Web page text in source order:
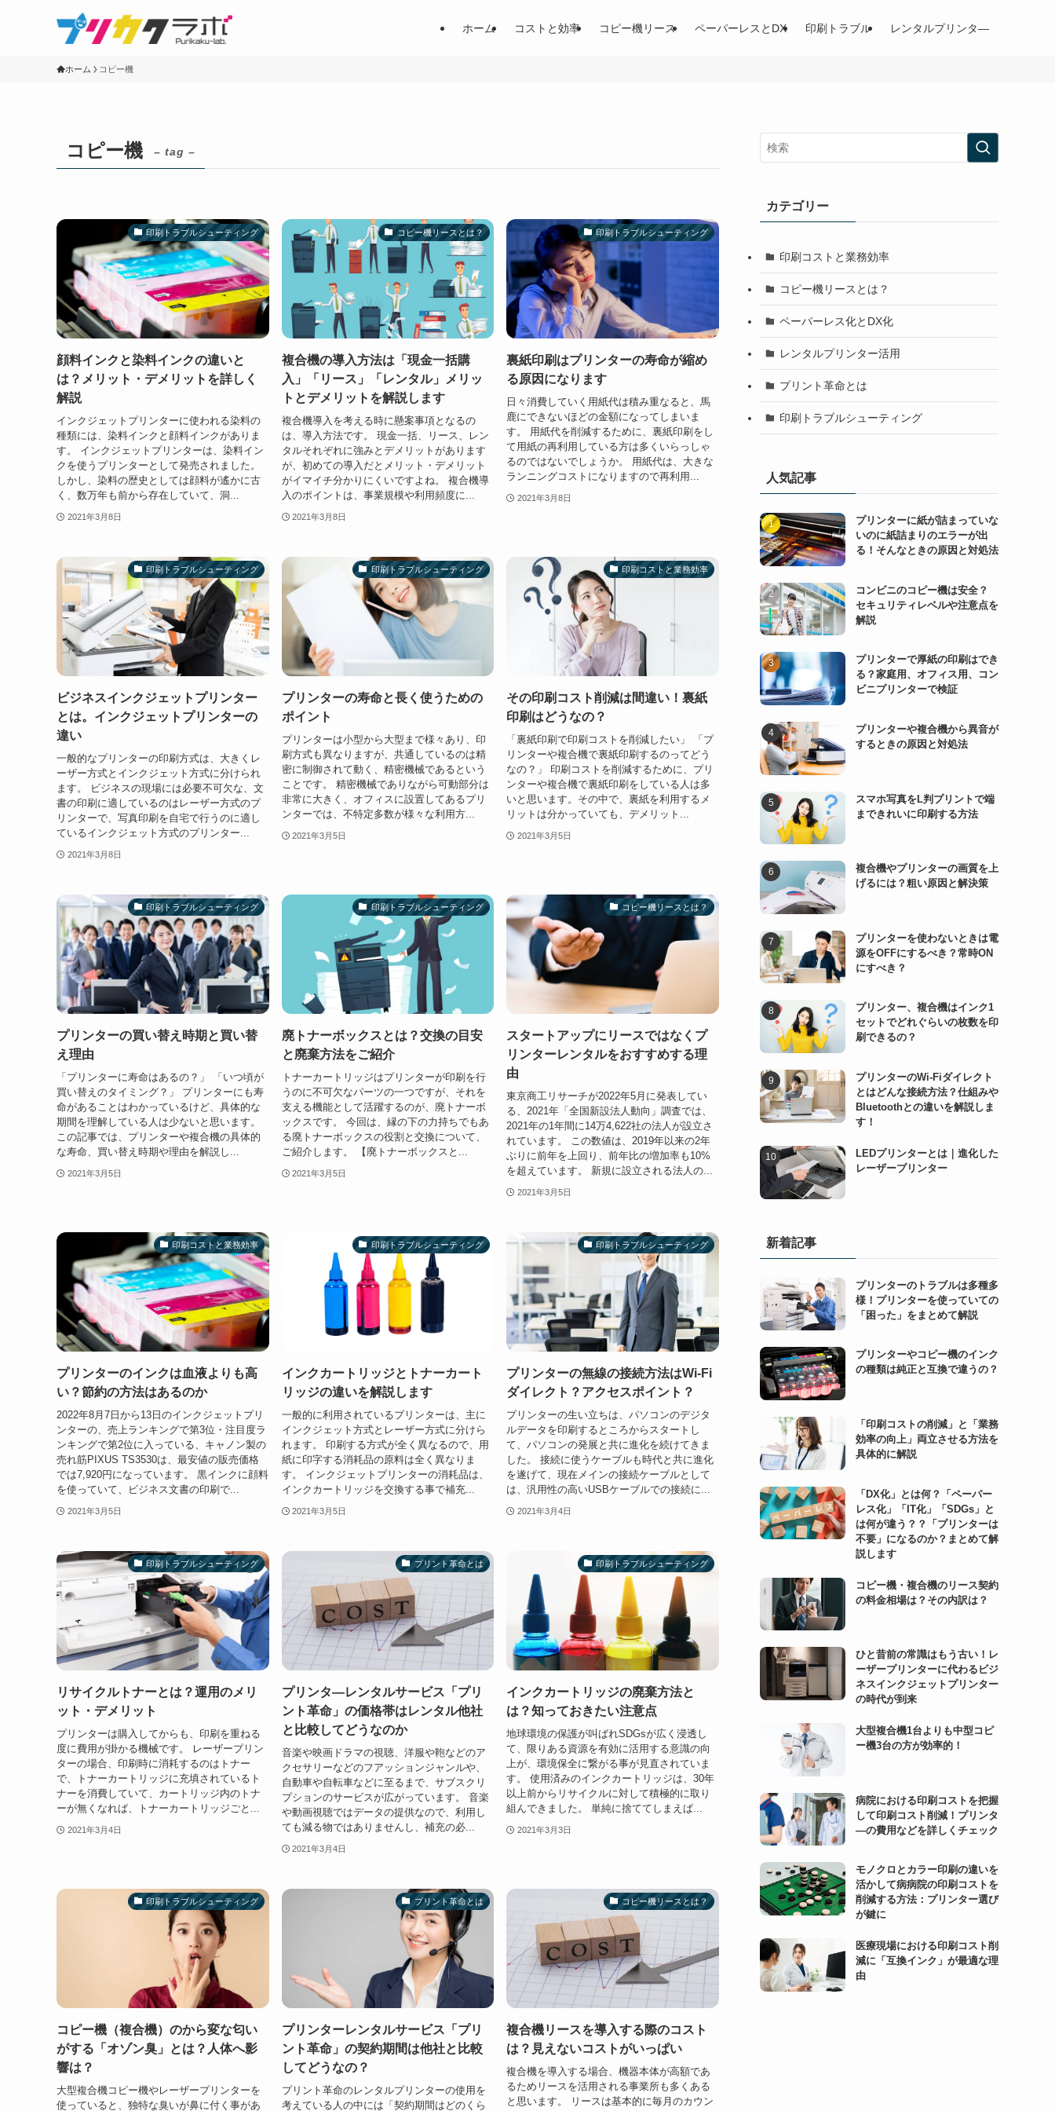
ホーム コストと効率 コピー機リース ペーパーレスとDX 印刷トラブル レンタルプリンタ―
ホーム コピー機
コピー機 – tag –
印刷トラブルシューティング
顔料インクと染料インクの違いと
は？メリット・デメリットを詳しく
解説
インクジェットプリンターに使われる染料の
種類には、染料インクと顔料インクがありま
す。 インクジェットプリンターは、染料イン
クを使うプリンターとして発売されました。
しかし、染料の歴史としては顔料が遙かに古
く、数万年も前から存在していて、洞...
2021年3月8日
コピー機リースとは？
複合機の導入方法は「現金一括購
入」「リース」「レンタル」メリッ
トとデメリットを解説します
複合機導入を考える時に懸案事項となるの
は、導入方法です。 現金一括、リース、レン
タルそれぞれに強みとデメリットがあります
が、初めての導入だとメリット・デメリット
がイマイチ分かりにくいですよね。 複合機導
入のポイントは、事業規模や利用頻度に...
2021年3月8日
印刷トラブルシューティング
裏紙印刷はプリンターの寿命が縮め
る原因になります
日々消費していく用紙代は積み重なると、馬
鹿にできないほどの金額になってしまいま
す。 用紙代を削減するために、裏紙印刷をし
て用紙の再利用している方は多くいらっしゃ
るのではないでしょうか。 用紙代は、大きな
ランニングコストになりますので再利用...
2021年3月8日
印刷トラブルシューティング
ビジネスインクジェットプリンター
とは。インクジェットプリンターの
違い
一般的なプリンターの印刷方式は、大きくレ
ーザー方式とインクジェット方式に分けられ
ます。 ビジネスの現場には必要不可欠な、文
書の印刷に適しているのはレーザー方式のプ
リンターで、写真印刷を自宅で行うのに適し
ているインクジェット方式のプリンター...
2021年3月8日
印刷トラブルシューティング
プリンターの寿命と長く使うための
ポイント
プリンターは小型から大型まで様々あり、印
刷方式も異なりますが、共通しているのは精
密に制御されて動く、精密機械であるという
ことです。 精密機械でありながら可動部分は
非常に大きく、オフィスに設置してあるプリ
ンターでは、不特定多数が様々な利用方...
2021年3月5日
印刷コストと業務効率
その印刷コスト削減は間違い！裏紙
印刷はどうなの？
「裏紙印刷で印刷コストを削減したい」 「プ
リンターや複合機で裏紙印刷するのってどう
なの？」 印刷コストを削減するために、プリ
ンターや複合機で裏紙印刷をしている人は多
いと思います。その中で、裏紙を利用するメ
リットは分かっていても、デメリット...
2021年3月5日
印刷トラブルシューティング
プリンターの買い替え時期と買い替
え理由
「プリンターに寿命はあるの？」 「いつ頃が
買い替えのタイミング？」 プリンターにも寿
命があることはわかっているけど、具体的な
期間を理解している人は少ないと思います。
この記事では、プリンターや複合機の具体的
な寿命、買い替え時期や理由を解説し...
2021年3月5日
印刷トラブルシューティング
廃トナーボックスとは？交換の目安
と廃棄方法をご紹介
トナーカートリッジはプリンターが印刷を行
うのに不可欠なパーツの一つですが、それを
支える機能として活躍するのが、廃トナーボ
ックスです。 今回は、縁の下の力持ちでもあ
る廃トナーボックスの役割と交換について、
ご紹介します。 【廃トナーボックスと...
2021年3月5日
コピー機リースとは？
スタートアップにリースではなくプ
リンターレンタルをおすすめする理
由
東京商工リサーチが2022年5月に発表してい
る、2021年「全国新設法人動向」調査では、
2021年の1年間に14万4,622社の法人が設立さ
れています。 この数値は、2019年以来の2年
ぶりに前年を上回り、前年比の増加率も10%
を超えています。 新規に設立される法人の...
2021年3月5日
印刷コストと業務効率
プリンターのインクは血液よりも高
い？節約の方法はあるのか
2022年8月7日から13日のインクジェットプリ
ンターの、売上ランキングで第3位・注目度ラ
ンキングで第2位に入っている、キャノン製の
売れ筋PIXUS TS3530は、最安値の販売価格
では7,920円になっています。 黒インクに顔料
を使っていて、ビジネス文書の印刷で...
2021年3月5日
印刷トラブルシューティング
インクカートリッジとトナーカート
リッジの違いを解説します
一般的に利用されているプリンターは、主に
インクジェット方式とレーザー方式に分けら
れます。 印刷する方式が全く異なるので、用
紙に印字する消耗品の原料は全く異なりま
す。 インクジェットプリンターの消耗品は、
インクカートリッジを交換する事で補充...
2021年3月5日
印刷トラブルシューティング
プリンターの無線の接続方法はWi-Fi
ダイレクト？アクセスポイント？
プリンターの生い立ちは、パソコンのデジタ
ルデータを印刷するところからスタートし
て、パソコンの発展と共に進化を続けてきま
した。 接続に使うケーブルも時代と共に進化
を遂げて、現在メインの接続ケーブルとして
は、汎用性の高いUSBケーブルでの接続に...
2021年3月4日
印刷トラブルシューティング
リサイクルトナーとは？運用のメリ
ット・デメリット
プリンターは購入してからも、印刷を重ねる
度に費用が掛かる機械です。 レーザープリン
ターの場合、印刷時に消耗するのはトナー
で、トナーカートリッジに充填されているト
ナーを消費していて、カートリッジ内のトナ
ーが無くなれば、トナーカートリッジごと...
2021年3月4日
プリント革命とは
プリンタ―レンタルサービス「プリ
ント革命」の価格帯はレンタル他社
と比較してどうなのか
音楽や映画ドラマの視聴、洋服や鞄などのア
クセサリーなどのフアッションジャンルや、
自動車や自転車などに至るまで、サブスクリ
プションのサービスが広がっています。 音楽
や動画視聴ではデータの提供なので、利用し
ても減る物ではありませんし、補充の必...
2021年3月4日
印刷トラブルシューティング
インクカートリッジの廃棄方法と
は？知っておきたい注意点
地球環境の保護が叫ばれSDGsが広く浸透し
て、限りある資源を有効に活用する意識の向
上が、環境保全に繋がる事が見直されていま
す。 使用済みのインクカートリッジは、30年
以上前からリサイクルに対して積極的に取り
組んできました。 単純に捨ててしまえば...
2021年3月3日
印刷トラブルシューティング
コピー機（複合機）のから変な匂い
がする「オゾン臭」とは？人体へ影
響は？
大型複合機コピー機やレーザープリンターを
使っていると、独特な臭いが鼻に付く事があ
プリント革命とは
プリンターレンタルサービス「プリ
ント革命」の契約期間は他社と比較
してどうなの？
プリント革命のレンタルプリンターの使用を
考えている人の中には「契約期間はどのくら
コピー機リースとは？
複合機リースを導入する際のコスト
は？見えないコストがいっぱい
複合機を導入する場合、機器本体が高額であ
るためリースを活用される事業所も多くある
と思います。 リースは基本的に毎月のカウン
カテゴリー
印刷コストと業務効率
コピー機リースとは？
ペーパーレス化とDX化
レンタルプリンター活用
プリント革命とは
印刷トラブルシューティング
人気記事
プリンターに紙が詰まっていな
いのに紙詰まりのエラーが出
る！そんなときの原因と対処法
コンビニのコピー機は安全？
セキュリティレベルや注意点を
解説
プリンターで厚紙の印刷はでき
る？家庭用、オフィス用、コン
ビニプリンターで検証
プリンターや複合機から異音が
するときの原因と対処法
スマホ写真をL判プリントで端
まできれいに印刷する方法
複合機やプリンターの画質を上
げるには？粗い原因と解決策
プリンターを使わないときは電
源をOFFにするべき？常時ON
にすべき？
プリンター、複合機はインク1
セットでどれぐらいの枚数を印
刷できるの？
プリンターのWi-Fiダイレクト
とはどんな接続方法？仕組みや
Bluetoothとの違いを解説しま
す！
LEDプリンターとは｜進化した
レーザープリンター
新着記事
プリンターのトラブルは多種多
様！プリンターを使っていての
「困った」をまとめて解説
プリンターやコピー機のインク
の種類は純正と互換で違うの？
「印刷コストの削減」と「業務
効率の向上」両立させる方法を
具体的に解説
「DX化」とは何？「ペーパー
レス化」「IT化」「SDGs」と
は何が違う？？「プリンターは
不要」になるのか？まとめて解
説します
コピー機・複合機のリース契約
の料金相場は？その内訳は？
ひと昔前の常識はもう古い！レ
ーザープリンターに代わるビジ
ネスインクジェットプリンター
の時代が到来
大型複合機1台よりも中型コピ
ー機3台の方が効率的！
病院における印刷コストを把握
して印刷コスト削減！プリンタ
―の費用などを詳しくチェック
モノクロとカラー印刷の違いを
活かして病病院の印刷コストを
削減する方法：プリンター選び
が鍵に
医療現場における印刷コスト削
減に「互換インク」が最適な理
由